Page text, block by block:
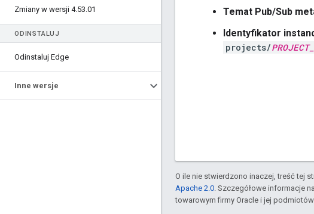
Zmiany w wersji 4.53.01
ODINSTALUJ
Odinstaluj Edge
Inne wersje
Temat Pub/Sub
Identyfikator
projects/
O ile nie stwierdzono inaczej, treść tej
Apache 2.0. Szczegółowe informacje
towarowym firmy Oracle i jej